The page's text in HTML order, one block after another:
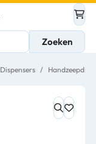
Zoeken
Dispensers /